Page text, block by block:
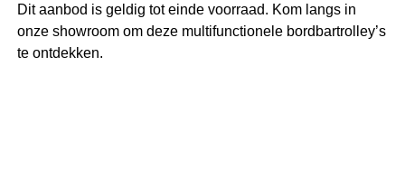
Dit aanbod is geldig tot einde voorraad. Kom langs in
onze showroom om deze multifunctionele bordbartrolley’s
te ontdekken.